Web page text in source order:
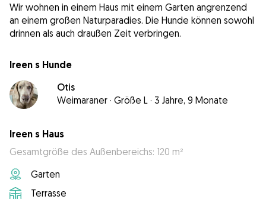
Wir wohnen in einem Haus mit einem Garten angrenzend
an einem großen Naturparadies. Die Hunde können sowohl
drinnen als auch draußen Zeit verbringen.
Ireen s Hunde
Otis
Weimaraner · Größe L · 3 Jahre, 9 Monate
Ireen s Haus
Gesamtgröße des Außenbereichs: 120 m²
Garten
Terrasse